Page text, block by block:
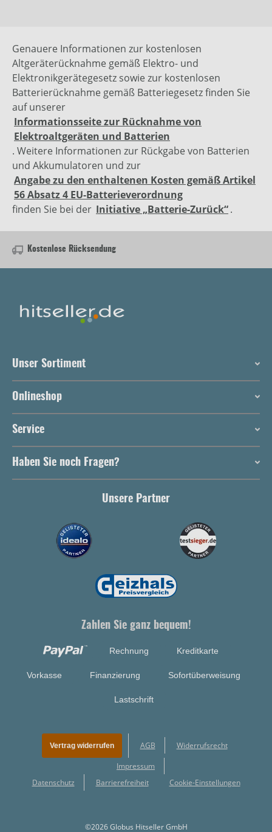
Genauere Informationen zur kostenlosen
Altgeräterücknahme gemäß Elektro- und
Elektronikgerätegesetz sowie zur kostenlosen
Batterierücknahme gemäß Batteriegesetz finden Sie
auf unserer
Informationsseite zur Rücknahme von
Elektroaltgeräten und Batterien
. Weitere Informationen zur Rückgabe von Batterien
und Akkumulatoren und zur
Angabe zu den enthaltenen Kosten gemäß Artikel
56 Absatz 4 EU-Batterieverordnung
finden Sie bei der Initiative „Batterie-Zurück“.
Kostenlose Rücksendung
Unser Sortiment
Onlineshop
Service
Haben Sie noch Fragen?
Unsere Partner
Zahlen Sie ganz bequem!
Rechnung Kreditkarte
Vorkasse Finanzierung Sofortüberweisung
Lastschrift
©2026 Globus Hitseller GmbH
Vertrag widerrufen AGB Widerrufsrecht
Impressum
Datenschutz
Barrierefreiheit Cookie-Einstellungen